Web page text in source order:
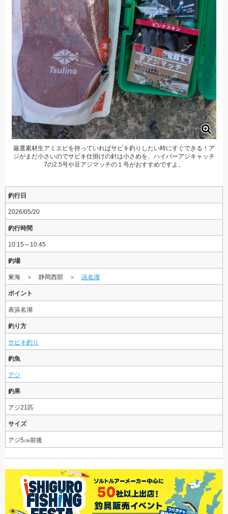
厳選素材生アミエビを持っていればサビキ釣りしたい時にすぐできる！ア
ジがまだ小さいのでサビキ仕掛けの針は小さめを、ハイパーアジキャッチ
7の2.5号や豆アジマッチの１号がおすすめですよ。
釣行日
2026/05/20
釣行時間
10:15～10:45
釣場
東海 ＞ 静岡西部 ＞ 浜名湖
ポイント
表浜名湖
釣り方
サビキ釣り
釣魚
アジ
釣果
アジ21匹
サイズ
アジ5㎝前後